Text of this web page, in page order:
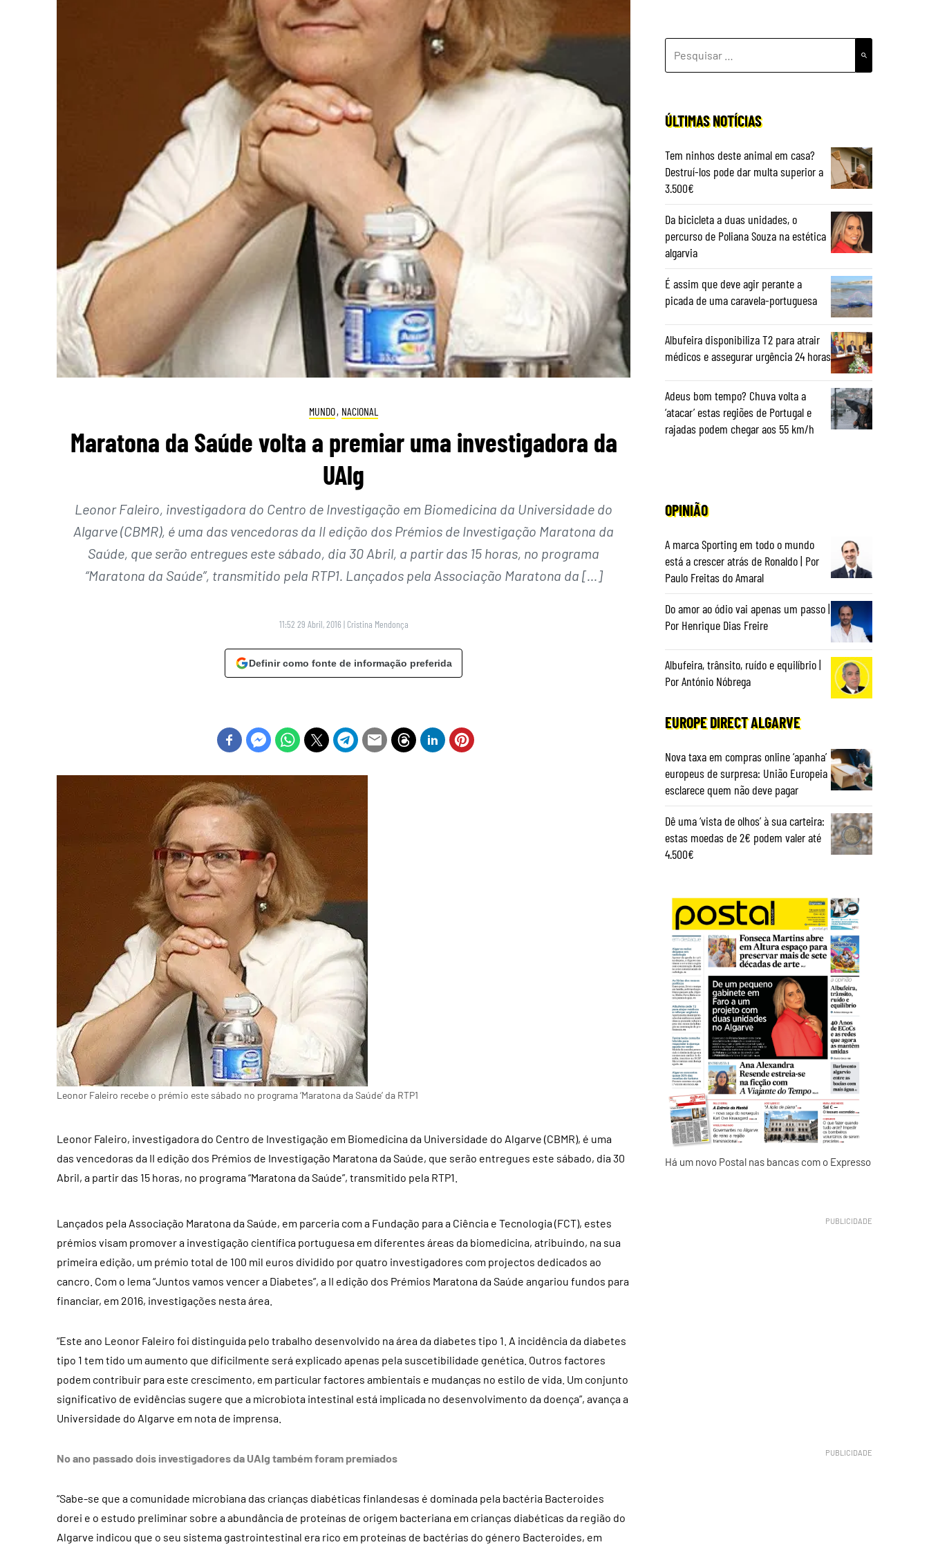
MUNDO, NACIONAL
Maratona da Saúde volta a premiar uma investigadora da
UAlg
Leonor Faleiro, investigadora do Centro de Investigação em Biomedicina da Universidade do
Algarve (CBMR), é uma das vencedoras da II edição dos Prémios de Investigação Maratona da
Saúde, que serão entregues este sábado, dia 30 Abril, a partir das 15 horas, no programa
“Maratona da Saúde”, transmitido pela RTP1. Lançados pela Associação Maratona da […]
11:52 29 Abril, 2016 | Cristina Mendonça
Definir como fonte de informação preferida
Leonor Faleiro recebe o prémio este sábado no programa ‘Maratona da Saúde’ da RTP1
Leonor Faleiro, investigadora do Centro de Investigação em Biomedicina da Universidade do Algarve (CBMR), é uma
das vencedoras da II edição dos Prémios de Investigação Maratona da Saúde, que serão entregues este sábado, dia 30
Abril, a partir das 15 horas, no programa “Maratona da Saúde”, transmitido pela RTP1.
Lançados pela Associação Maratona da Saúde, em parceria com a Fundação para a Ciência e Tecnologia (FCT), estes
prémios visam promover a investigação científica portuguesa em diferentes áreas da biomedicina, atribuindo, na sua
primeira edição, um prémio total de 100 mil euros dividido por quatro investigadores com projectos dedicados ao
cancro. Com o lema “Juntos vamos vencer a Diabetes”, a II edição dos Prémios Maratona da Saúde angariou fundos para
financiar, em 2016, investigações nesta área.
“Este ano Leonor Faleiro foi distinguida pelo trabalho desenvolvido na área da diabetes tipo 1. A incidência da diabetes
tipo 1 tem tido um aumento que dificilmente será explicado apenas pela suscetibilidade genética. Outros factores
podem contribuir para este crescimento, em particular factores ambientais e mudanças no estilo de vida. Um conjunto
significativo de evidências sugere que a microbiota intestinal está implicada no desenvolvimento da doença”, avança a
Universidade do Algarve em nota de imprensa.
No ano passado dois investigadores da UAlg também foram premiados
“Sabe-se que a comunidade microbiana das crianças diabéticas finlandesas é dominada pela bactéria Bacteroides
dorei e o estudo preliminar sobre a abundância de proteínas de origem bacteriana em crianças diabéticas da região do
Algarve indicou que o seu sistema gastrointestinal era rico em proteínas de bactérias do género Bacteroides, em
POR:
ÚLTIMAS NOTÍCIAS
Tem ninhos deste animal em casa?
Destruí-los pode dar multa superior a
3.500€
Da bicicleta a duas unidades, o
percurso de Poliana Souza na estética
algarvia
É assim que deve agir perante a
picada de uma caravela-portuguesa
Albufeira disponibiliza T2 para atrair
médicos e assegurar urgência 24 horas
Adeus bom tempo? Chuva volta a
‘atacar’ estas regiões de Portugal e
rajadas podem chegar aos 55 km/h
OPINIÃO
A marca Sporting em todo o mundo
está a crescer atrás de Ronaldo | Por
Paulo Freitas do Amaral
Do amor ao ódio vai apenas um passo |
Por Henrique Dias Freire
Albufeira, trânsito, ruído e equilíbrio |
Por António Nóbrega
EUROPE DIRECT ALGARVE
Nova taxa em compras online ‘apanha’
europeus de surpresa: União Europeia
esclarece quem não deve pagar
Dê uma ‘vista de olhos’ à sua carteira:
estas moedas de 2€ podem valer até
4.500€
Há um novo Postal nas bancas com o Expresso